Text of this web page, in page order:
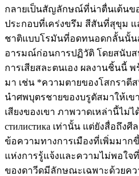
กลายเป็นสัญลักษณ์ที่น่าตื่นเต้นข
ประกอบที่เคร่งขรึม สีสันที่สุขุม
ชาติแบบโรมันที่อดทนอดกลั้นนั้น
อารมณ์ก่อนการปฏิวัติ โดยสนับ
การเสียสละตนเอง ผลงานชิ้นนี้
มา เช่น *ความตายของโสกราตีส
นำศพบุตรชายของบรูตัสมาให้เข
เสียงของเขา ภาพวาดเหล่านี้ไม่ไ
стилистика เท่านั้น แต่ยังสื่อถึง
ข้อความทางการเมืองที่เพิ่มมา
แห่งการรู้แจ้งและความไม่พอใจ
ของดาวีดมีลักษณะเฉพาะด้วยค